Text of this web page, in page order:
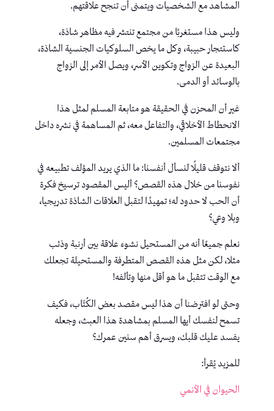
المشاهد مع الشخصيات ويتمنى أن تنجح علاقتهم.
وليس هذا مستغربًا من مجتمع تنتشر فيه مظاهر شاذة،
كاستئجار حبيبة، وكل ما يخص السلوكيات الجنسية الشاذة،
البعيدة عن الزواج وتكوين الأسر، ويصل الأمر إلى الزواج
بالوسائد أو الدمى.
غير أن المحزن في الحقيقة هو متابعة المسلم لمثل هذا
الانحطاط الأخلاقي، والتفاعل معه، ثم المساهمة في نشره داخل
مجتمعات المسلمين.
ألا نتوقف قليلًا لنسأل أنفسنا: ما الذي يريد المؤلف تطبيعه في
نفوسنا من خلال هذه القصص؟ أليس المقصود ترسيخ فكرة
أن الحب لا حدود له؛ تمهيدًا لتقبل العلاقات الشاذة تدريجيا،
وبلا وعي؟
نعلم جميعًا أنه من المستحيل نشوء علاقة بين أرنبة وذئب
مثلا، لكن مثل هذه القصص المتطرفة والمستحيلة تجعلك
مع الوقت تتقبل ما هو أقل منها وتألفه!
وحتى لو افترضنا أن هذا ليس مقصد بعض الكُتّاب، فكيف
تسمح لنفسك أيها المسلم بمشاهدة هذا العبث، وجعله
يفسد عليك قلبك، ويسرق أهم سنين عمرك؟
للمزيد يُقرأ:
الحيوان في الأنمي